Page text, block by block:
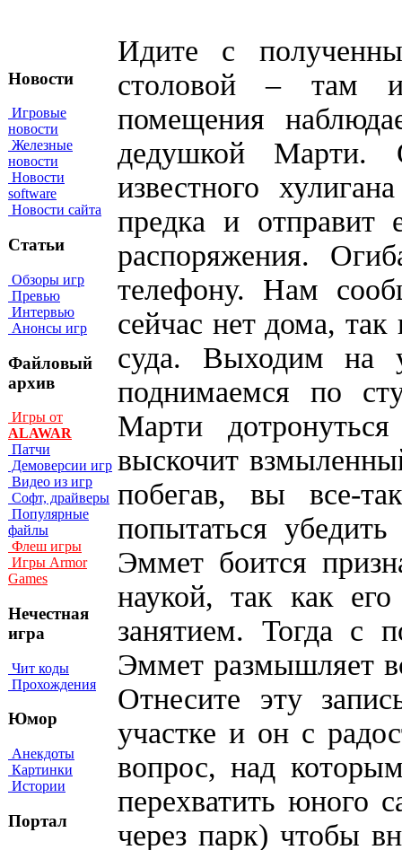
Новости
Игровые
новости
Железные
новости
Новости
software
Новости сайта
Статьи
Обзоры игр
Превью
Интервью
Анонсы игр
Файловый
архив
Игры от
ALAWAR
Патчи
Демоверсии игр
Видео из игр
Софт, драйверы
Популярные
файлы
Флеш игры
Игры Armor
Games
Нечестная
игра
Чит коды
Прохождения
Юмор
Анекдоты
Картинки
Истории
Портал
Идите с
столовой – там
помещения
дедушкой Марти.
известного
предка и отправит
распоряжения.
телефону. Нам
сейчас нет дома,
суда. Выходим на
поднимаемся по
Марти
выскочит
побегав, вы все-
попытаться
Эммет боится
наукой, так как
занятием. Тогда с
Эммет размышляет
Отнесите эту
участке и он с
вопрос, над
перехватить юного
через парк) чтобы